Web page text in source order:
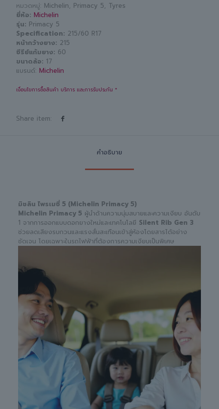
หมวดหมู่: Michelin, Primacy 5, Tyres
ยี่ห้อ Michelin
รุ่น Primacy 5
Specification 215/60 R17
หน้ากว้างยาง 215
ซีรีย์แก้มยาง 60
ขนาดล้อ 17
แบรนด์: Michelin
เงื่อนไขการซื้อสินค้า บริการ และการรับประกัน *
Share item:
คำอธิบาย
มิชลิน ไพรเมซี่ 5 (Michelin Primacy 5)
Michelin Primacy 5 ผู้นำด้านความนุ่มสบายและความเงียบ อันดับ
1 จากการออกแบบดอกยางใหม่และเทคโนโลยี Silent Rib Gen 3
ช่วยลดเสียงรบกวนและแรงสั่นสะเทือนเข้าสู่ห้องโดยสารได้อย่าง
ชัดเจน โดยเฉพาะในรถไฟฟ้าที่ต้องการความเงียบเป็นพิเศษ